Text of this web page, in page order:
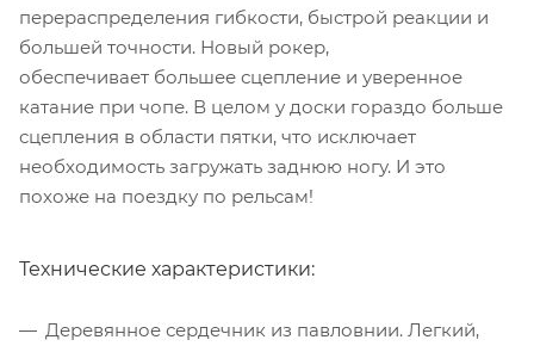
перераспределения гибкости, быстрой реакции и
большей точности. Новый рокер,
обеспечивает большее сцепление и уверенное
катание при чопе. В целом у доски гораздо больше
сцепления в области пятки, что исключает
необходимость загружать заднюю ногу. И это
похоже на поездку по рельсам!
Технические характеристики:
Деревянное сердечник из павловнии. Легкий,